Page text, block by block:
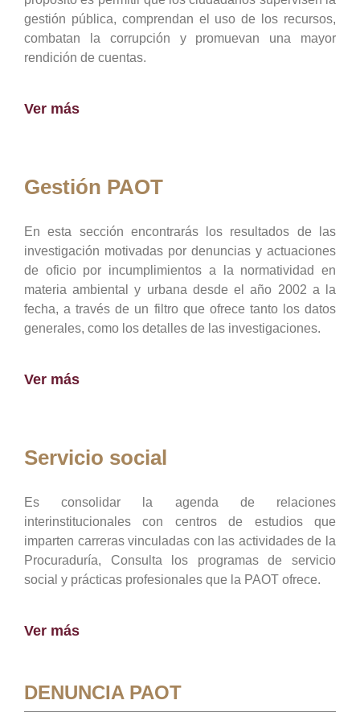
gestión pública, comprendan el uso de los recursos,
combatan la corrupción y promuevan una mayor
rendición de cuentas.
Ver más
Gestión PAOT
En esta sección encontrarás los resultados de las
investigación motivadas por denuncias y actuaciones
de oficio por incumplimientos a la normatividad en
materia ambiental y urbana desde el año 2002 a la
fecha, a través de un filtro que ofrece tanto los datos
generales, como los detalles de las investigaciones.
Ver más
Servicio social
Es consolidar la agenda de relaciones
interinstitucionales con centros de estudios que
imparten carreras vinculadas con las actividades de la
Procuraduría, Consulta los programas de servicio
social y prácticas profesionales que la PAOT ofrece.
Ver más
DENUNCIA PAOT